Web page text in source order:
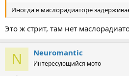
Иногда в маслорадиаторе
Это ж стрит, там нет
N Neuromantic
Интересующийся мото